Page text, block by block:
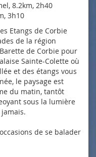
8.2km, 2h40
3h10
Etangs de Corbie
de la région
de Corbie pour
Sainte-Colette où
et des étangs vous
le paysage est
du matin, tantôt
sous la lumière
de se balader